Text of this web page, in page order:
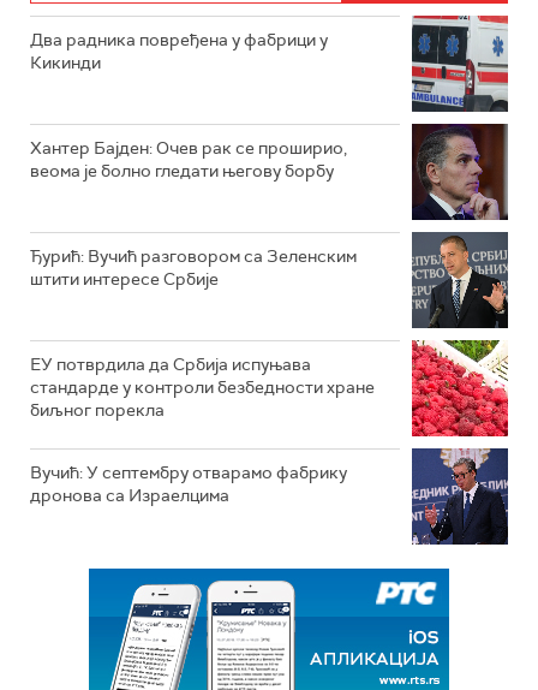
Два радника повређена у фабрици у
Кикинди
Хантер Бајден: Очев рак се проширио,
веома је болно гледати његову борбу
Ђурић: Вучић разговором са Зеленским
штити интересе Србије
ЕУ потврдила да Србија испуњава
стандарде у контроли безбедности хране
биљног порекла
Вучић: У септембру отварамо фабрику
дронова са Израелцима